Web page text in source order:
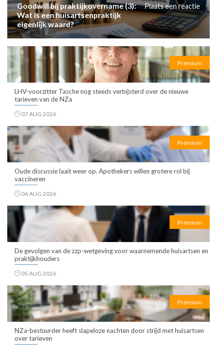
Goodwill bij praktijkovername (3):
Wat is een huisartsenpraktijk
eigenlijk waard?
Plaats een reactie
Premium
LHV-voorzitter Tasche nog steeds verbijsterd over de nieuwe
tarieven van de NZa
07 AUG 2026
Premium
Oude discussie laait weer op. Apothekers willen grotere rol bij
vaccineren
06 AUG 2026
Premium
De gevolgen van de zzp-wetgeving voor waarnemende huisartsen en
praktijkhouders
05 AUG 2026
Premium
NZa-bestuurder heeft slapeloze nachten door strijd met huisartsen
over tarieven